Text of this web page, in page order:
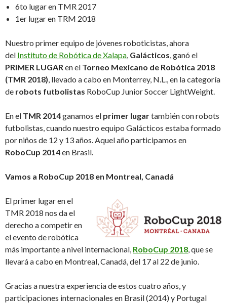
6to lugar en TMR 2017
1er lugar en TRM 2018
Nuestro primer equipo de jóvenes roboticistas, ahora
del Instituto de Robótica de Xalapa, Galácticos, ganó el
PRIMER LUGARen el Torneo Mexicano de Robótica 2018
(TMR 2018), llevado a cabo en Monterrey, N.L., en la categoría
de robots futbolistas RoboCup Junior Soccer LightWeight.
En el TMR 2014ganamos el primer lugartambién con robots
futbolistas, cuando nuestro equipo Galácticos estaba formado
por niños de 12 y 13 años. Aquel año participamos en
RoboCup 2014en Brasil.
Vamos a RoboCup 2018 en Montreal, Canadá
El primer lugar en el
TMR 2018 nos da el
derecho a competir en
el evento de robótica
más importante a nivel internacional, RoboCup 2018, que se
llevará a cabo en Montreal, Canadá, del 17 al 22 de junio.
Gracias a nuestra experiencia de estos cuatro años, y
participaciones internacionales en Brasil (2014) y Portugal